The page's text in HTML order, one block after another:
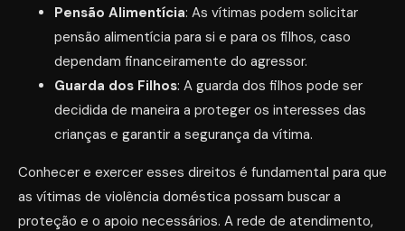
Pensão Alimentícia: As vítimas podem solicitar
pensão alimentícia para si e para os filhos, caso
dependam financeiramente do agressor.
Guarda dos Filhos: A guarda dos filhos pode ser
decidida de maneira a proteger os interesses das
crianças e garantir a segurança da vítima.
Conhecer e exercer esses direitos é fundamental para que
as vítimas de violência doméstica possam buscar a
proteção e o apoio necessários. A rede de atendimento,